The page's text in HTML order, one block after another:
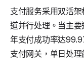
支付服务采用双活
道并行处理。当主
年支付成功率达
支付网关，单日处